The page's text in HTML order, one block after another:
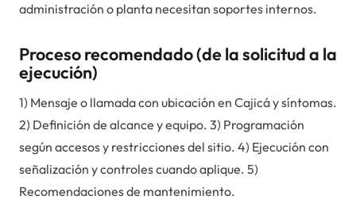
administración o planta necesitan soportes internos.
Proceso recomendado (de la solicitud a la
ejecución)
1) Mensaje o llamada con ubicación en Cajicá y síntomas.
2) Definición de alcance y equipo. 3) Programación
según accesos y restricciones del sitio. 4) Ejecución con
señalización y controles cuando aplique. 5)
Recomendaciones de mantenimiento.